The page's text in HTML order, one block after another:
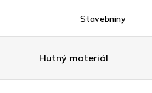
Stavebniny
Hutný materiál